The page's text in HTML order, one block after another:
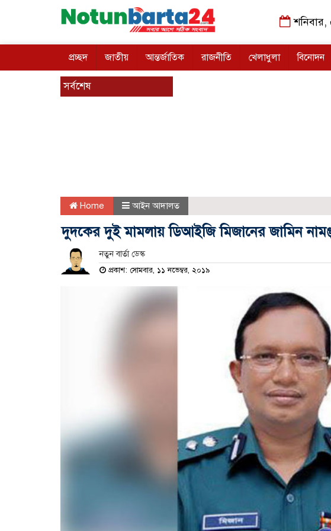
শনিবার,
প্রচ্ছদ জাতীয় আন্তর্জাতিক রাজনীতি খেলাধুলা বিনোদন
সর্বশেষ
Home আইন আদালত
দুদকের দুই মামলায় ডিআইজি মিজা‌নের জা‌মিন
নতুন বার্তা ডেস্ক
প্রকাশ: সোমবার, ১১ নভেম্বর, ২০১৯